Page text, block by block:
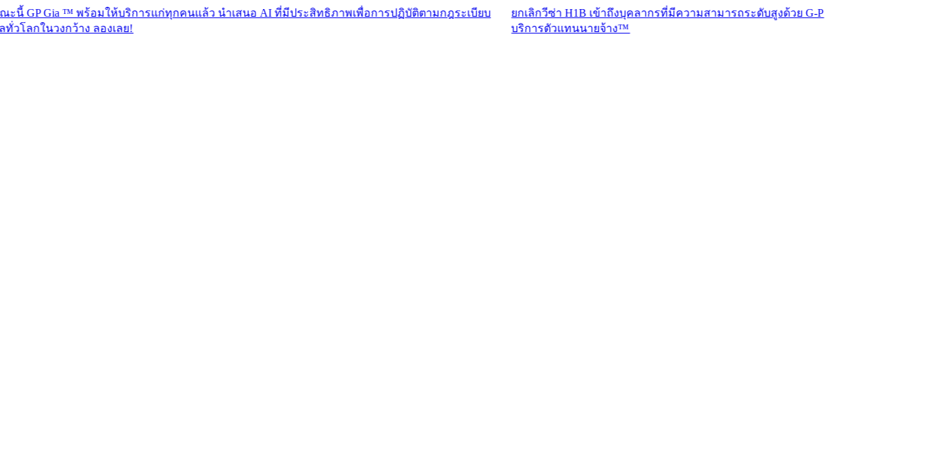
™ พร้อมให้บริการแก่ทุกคนแล้ว นำเสนอ AI ที่มีประสิทธิภาพเพื่อการปฏิบัติตามกฎระเบียบ
กว้าง ลองเลย!​​
ยกเลิกวีซ่า H1B เข้าถึงบุคลากรที่มีความสามารถระดับสูงด้วย G-P
บริการตัวแทนนายจ้าง™​​